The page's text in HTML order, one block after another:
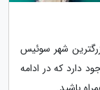
شهر سوئیس
دارد که در ادامه